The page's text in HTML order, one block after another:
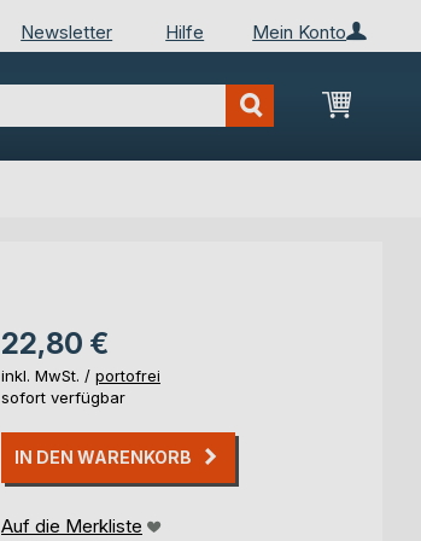
Mein Konto
Newsletter Hilfe
Mein
22,80 €
inkl. MwSt. / portofrei
sofort verfügbar
IN DEN WARENKORB
Auf die Merkliste